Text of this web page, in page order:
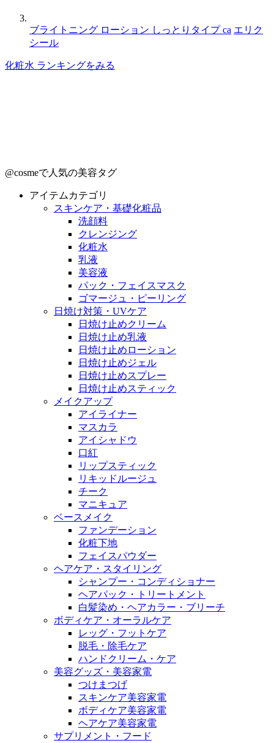
ブライトニング ローション しっとりタイプ ca エリク
シール
化粧水 ランキングをみる
@cosmeで人気の美容タグ
アイテムカテゴリ
スキンケア・基礎化粧品
洗顔料
クレンジング
化粧水
乳液
美容液
パック・フェイスマスク
ゴマージュ・ピーリング
日焼け対策・UVケア
日焼け止めクリーム
日焼け止め乳液
日焼け止めローション
日焼け止めジェル
日焼け止めスプレー
日焼け止めスティック
メイクアップ
アイライナー
マスカラ
アイシャドウ
口紅
リップスティック
リキッドルージュ
チーク
マニキュア
ベースメイク
ファンデーション
化粧下地
フェイスパウダー
ヘアケア・スタイリング
シャンプー・コンディショナー
ヘアパック・トリートメント
白髪染め・ヘアカラー・ブリーチ
ボディケア・オーラルケア
レッグ・フットケア
脱毛・除毛ケア
ハンドクリーム・ケア
美容グッズ・美容家電
つけまつげ
スキンケア美容家電
ボディケア美容家電
ヘアケア美容家電
サプリメント・フード